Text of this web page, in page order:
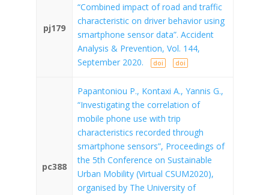
pj179
“Combined impact of road and traffic
characteristic on driver behavior using
smartphone sensor data”. Accident
Analysis & Prevention, Vol. 144,
September 2020.
doi doi
pc388
Papantoniou P., Kontaxi A., Yannis G.,
“Investigating the correlation of
mobile phone use with trip
characteristics recorded through
smartphone sensors”, Proceedings of
the 5th Conference on Sustainable
Urban Mobility (Virtual CSUM2020),
organised by The University of